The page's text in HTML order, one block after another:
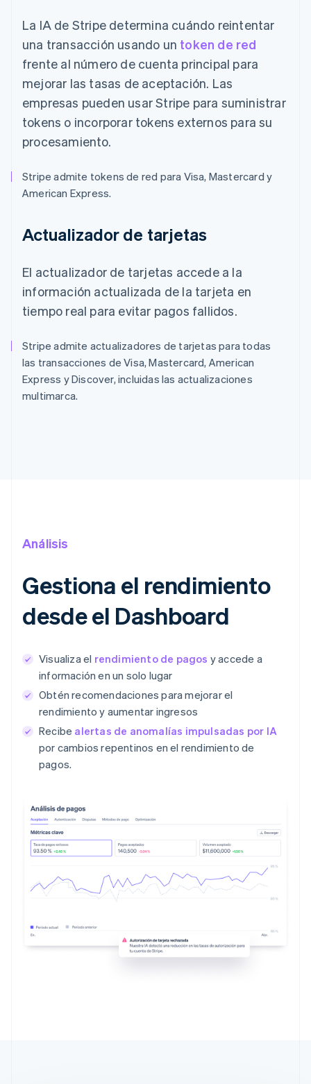
La IA de Stripe determina cuándo reintentar
una transacción usando un token de red
frente al número de cuenta principal para
mejorar las tasas de aceptación. Las
empresas pueden usar Stripe para suministrar
tokens o incorporar tokens externos para su
procesamiento.
Stripe admite tokens de red para Visa, Mastercard y
American Express.
Actualizador de tarjetas
El actualizador de tarjetas accede a la
información actualizada de la tarjeta en
tiempo real para evitar pagos fallidos.
Stripe admite actualizadores de tarjetas para todas
las transacciones de Visa, Mastercard, American
Express y Discover, incluidas las actualizaciones
multimarca.
Análisis
Gestiona el rendimiento
desde el Dashboard
Visualiza el rendimiento de pagos y accede a
información en un solo lugar
Obtén recomendaciones para mejorar el
rendimiento y aumentar ingresos
Recibe alertas de anomalías impulsadas por IA
por cambios repentinos en el rendimiento de
pagos.